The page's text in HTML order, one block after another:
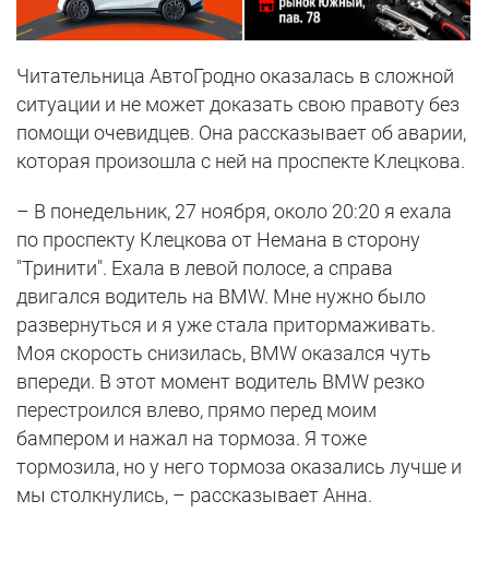
Читательница АвтоГродно оказалась в сложной
ситуации и не может доказать свою правоту без
помощи очевидцев. Она рассказывает об аварии,
которая произошла с ней на проспекте Клецкова.
– В понедельник, 27 ноября, около 20:20 я ехала
по проспекту Клецкова от Немана в сторону
"Тринити". Ехала в левой полосе, а справа
двигался водитель на BMW. Мне нужно было
развернуться и я уже стала притормаживать.
Моя скорость снизилась, BMW оказался чуть
впереди. В этот момент водитель BMW резко
перестроился влево, прямо перед моим
бампером и нажал на тормоза. Я тоже
тормозила, но у него тормоза оказались лучше и
мы столкнулись, – рассказывает Анна.